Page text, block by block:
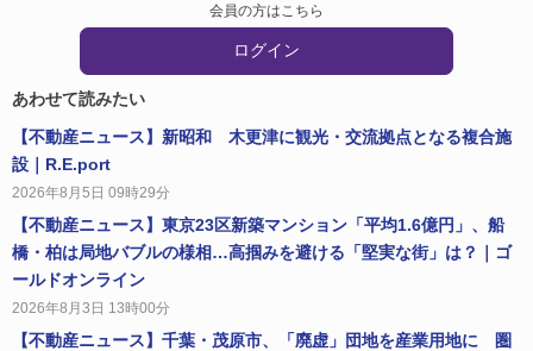
会員の方はこちら
ログイン
あわせて読みたい
【不動産ニュース】新昭和 木更津に観光・交流拠点となる複合施
設｜R.E.port
2026年8月5日 09時29分
【不動産ニュース】東京23区新築マンション「平均1.6億円」、船
橋・柏は局地バブルの様相…高掴みを避ける「堅実な街」は？｜ゴ
ールドオンライン
2026年8月3日 13時00分
【不動産ニュース】千葉・茂原市、「廃虚」団地を産業用地に 圏